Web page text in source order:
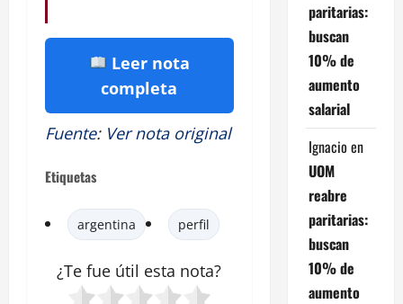
Leer nota
completa
Fuente: Ver nota original
Etiquetas
argentina perfil
¿Te fue útil esta nota?
paritarias:
buscan
10% de
aumento
salarial
Ignacio en
UOM
reabre
paritarias:
buscan
10% de
aumento